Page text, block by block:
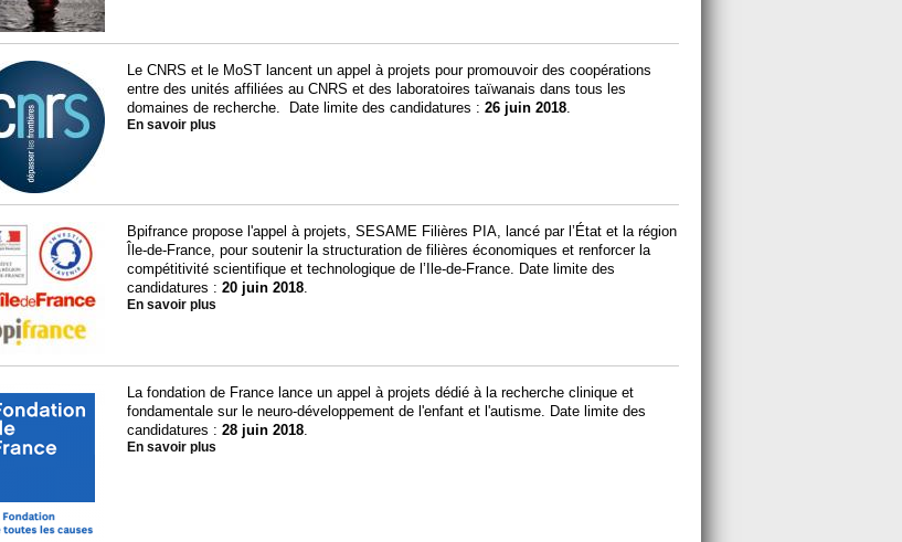
Le CNRS et le MoST lancent un appel à projets pour promouvoir des coopérations
entre des unités affiliées au CNRS et des laboratoires taïwanais dans tous les
domaines de recherche. Date limite des candidatures : 26 juin 2018.
En savoir plus
Bpifrance propose l'appel à projets, SESAME Filières PIA, lancé par l’État et la région
Île-de-France, pour soutenir la structuration de filières économiques et renforcer la
compétitivité scientifique et technologique de l’Ile-de-France. Date limite des
candidatures : 20 juin 2018.
En savoir plus
La fondation de France lance un appel à projets dédié à la recherche clinique et
fondamentale sur le neuro-développement de l'enfant et l'autisme. Date limite des
candidatures : 28 juin 2018.
En savoir plus